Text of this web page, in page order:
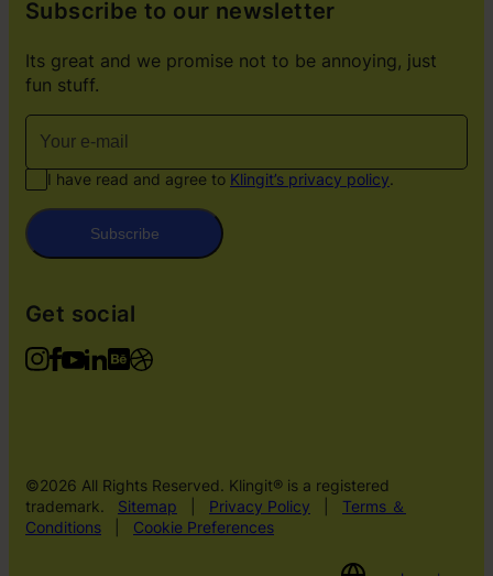
Subscribe to our newsletter
Its great and we promise not to be annoying, just
fun stuff.
I have read and agree to Klingit’s privacy policy.
Subscribe
Get social
©2026 All Rights Reserved. Klingit® is a registered
trademark.
Sitemap Privacy Policy
Terms ＆
Conditions
Cookie Preferences